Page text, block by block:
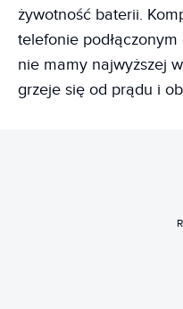
żywotność baterii.
telefonie
nie mamy najwyższej
grzeje się od prądu i